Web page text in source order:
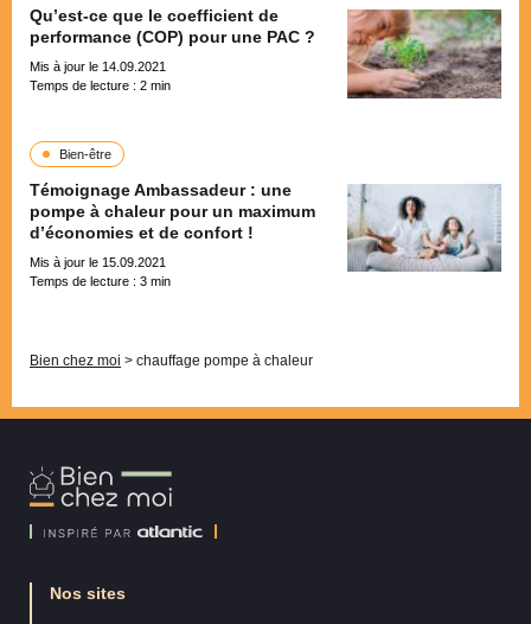
Qu’est-ce que le coefficient de
performance (COP) pour une PAC ?
Mis à jour le 14.09.2021
Temps de lecture : 2 min
Bien-être
Témoignage Ambassadeur : une
pompe à chaleur pour un maximum
d’économies et de confort !
Mis à jour le 15.09.2021
Temps de lecture : 3 min
Bien chez moi > chauffage pompe à chaleur
Bien
Chez
Nos sites